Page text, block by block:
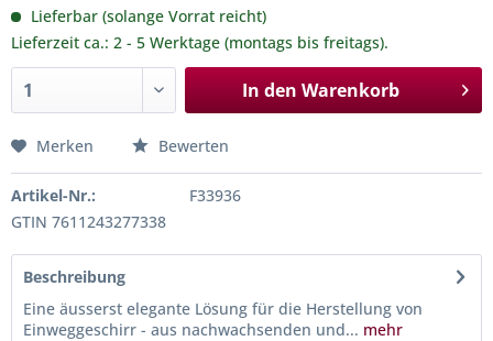
Lieferbar (solange Vorrat reicht)
Lieferzeit ca.: 2 - 5 Werktage (montags bis freitags).
In den Warenkorb
Merken Bewerten
Artikel-Nr.:
F33936
GTIN 7611243277338
Beschreibung
Eine äusserst elegante Lösung für die Herstellung von
Einweggeschirr - aus nachwachsenden und... mehr